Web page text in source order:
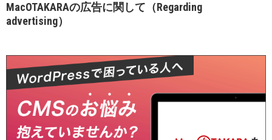
MacOTAKARAの広告に関して（Regarding
advertising）